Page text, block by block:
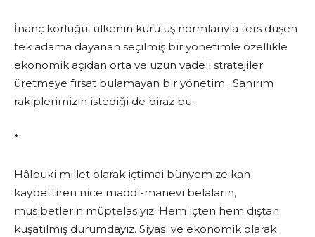
İnanç körlüğü, ülkenin kuruluş normlarıyla ters düşen
tek adama dayanan seçilmiş bir yönetimle özellikle
ekonomik açıdan orta ve uzun vadeli stratejiler
üretmeye fırsat bulamayan bir yönetim. Sanırım
rakiplerimizin istediği de biraz bu.
*
Hâlbuki millet olarak içtimai bünyemize kan
kaybettiren nice maddi-manevi belaların,
musibetlerin müptelasıyız. Hem içten hem dıştan
kuşatılmış durumdayız. Siyasi ve ekonomik olarak